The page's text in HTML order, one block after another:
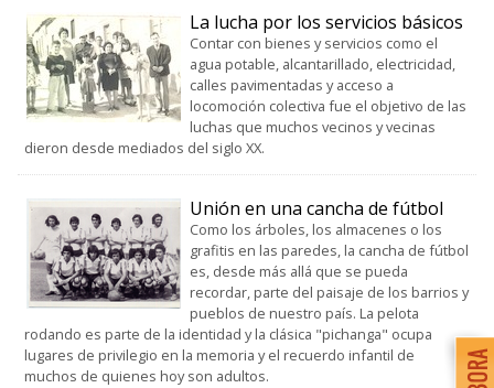
La lucha por los servicios básicos
Contar con bienes y servicios como el
agua potable, alcantarillado, electricidad,
calles pavimentadas y acceso a
locomoción colectiva fue el objetivo de las
luchas que muchos vecinos y vecinas
dieron desde mediados del siglo XX.
Unión en una cancha de fútbol
Como los árboles, los almacenes o los
grafitis en las paredes, la cancha de fútbol
es, desde más allá que se pueda
recordar, parte del paisaje de los barrios y
pueblos de nuestro país. La pelota
rodando es parte de la identidad y la clásica "pichanga" ocupa
lugares de privilegio en la memoria y el recuerdo infantil de
muchos de quienes hoy son adultos.